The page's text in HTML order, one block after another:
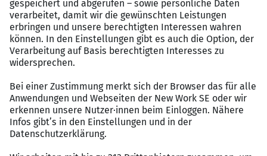
Attraktive Vergütung sowie Zusatzleistungen wie
betriebliche Altersvorsorge und Weiterbildungen
Modernes Equipment und hochwertige
Arbeitskleidung
Ein motiviertes Team mit kurzen
Entscheidungswegen